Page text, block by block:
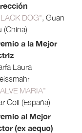
DOG", Guan
(China)
a la Mejor
Laura
MARIA"
Coll (España)
al Mejor
(ex aequo)